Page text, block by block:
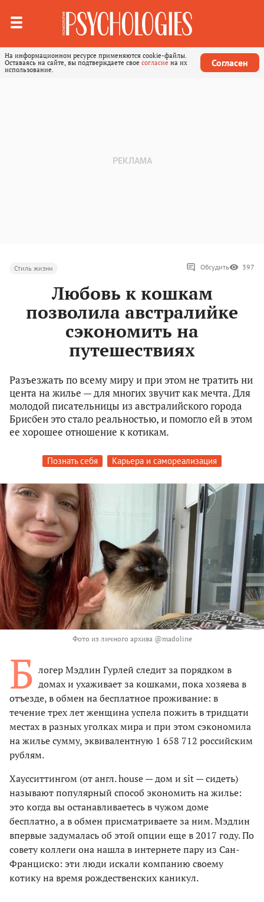
На информационном ресурсе применяются cookie-файлы.
Оставаясь на сайте, вы подтверждаете свое согласие на их
использование.
Согласен
Стиль жизни Обсудить 397
Любовь к кошкам
позволила австралийке
сэкономить на
путешествиях
Разъезжать по всему миру и при этом не тратить ни
цента на жилье — для многих звучит как мечта. Для
молодой писательницы из австралийского города
Брисбен это стало реальностью, и помогло ей в этом
ее хорошее отношение к котикам.
Познать себя Карьера и самореализация
Фото из личного архива @madoline
Б логер Мэдлин Гурлей следит за порядком в
домах и ухаживает за кошками, пока хозяева в
отъезде, в обмен на бесплатное проживание: в
течение трех лет женщина успела пожить в тридцати
местах в разных уголках мира и при этом сэкономила
на жилье сумму, эквивалентную 1 658 712 российским
рублям.
Хаусситтингом (от англ. house — дом и sit — сидеть)
называют популярный способ экономить на жилье:
это когда вы останавливаетесь в чужом доме
бесплатно, а в обмен присматриваете за ним. Мэдлин
впервые задумалась об этой опции еще в 2017 году. По
совету коллеги она нашла в интернете пару из Сан-
Франциско: эти люди искали компанию своему
котику на время рождественских каникул.